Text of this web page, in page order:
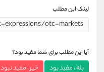
لینک این مطلب
آیا این مطلب برای شما مفید بود؟
بله ، مفید بود خیر ، مفید نبود